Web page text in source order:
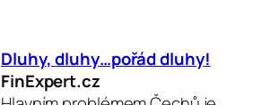
Dluhy,dluhy…pořáddluhy!
FinExpert.cz